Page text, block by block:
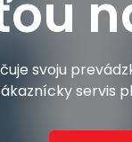
svoju
servis